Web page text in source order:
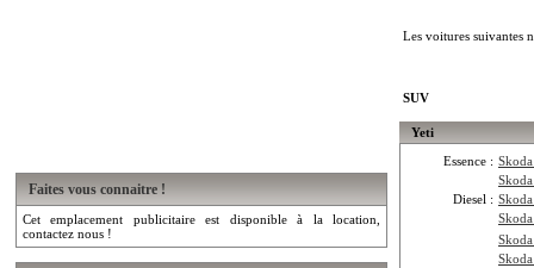
Faites vous connaitre !
Cet emplacement publicitaire est disponible à la location,
contactez nous !
Les voitures suivantes
SUV
Yeti
Essence :
Diesel :